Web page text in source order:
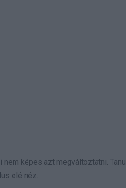
képes azt megváltoztatni.
elé néz.